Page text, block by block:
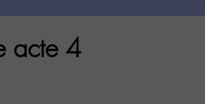
acte 4